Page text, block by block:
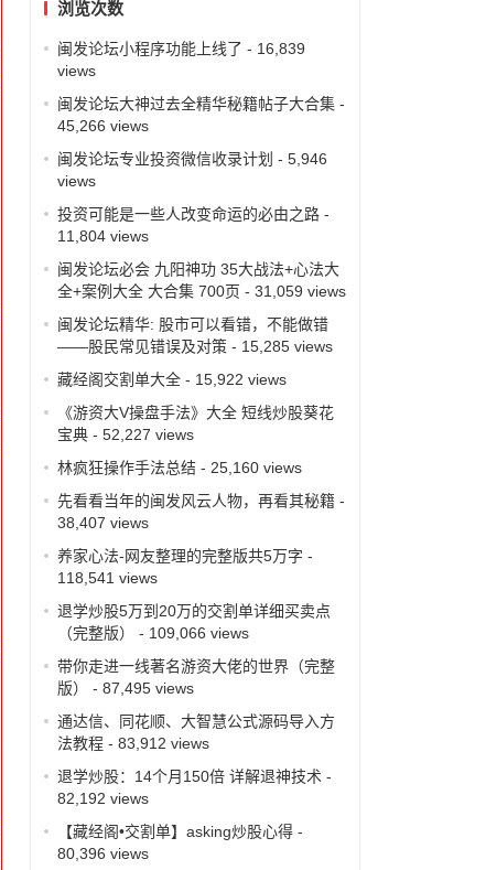
浏览次数
闽发论坛小程序功能上线了 - 16,839
views
闽发论坛大神过去全精华秘籍帖子大合集-
45,266 views
闽发论坛专业投资微信收录计划 - 5,946
views
投资可能是一些人改变命运的必由之路-
11,804 views
闽发论坛必会 九阳神功 35大战法+心法大
全+案例大全 大合集 700页 - 31,059 views
闽发论坛精华: 股市可以看错，不能做错
——股民常见错误及对策- 15,285 views
藏经阁交割单大全- 15,922 views
《游资大V操盘手法》大全 短线炒股葵花
宝典- 52,227 views
林疯狂操作手法总结- 25,160 views
先看看当年的闽发风云人物，再看其秘籍-
38,407 views
养家心法-网友整理的完整版共5万字 -
118,541 views
退学炒股5万到20万的交割单详细买卖点
（完整版）
- 109,066 views
带你走进一线著名游资大佬的世界（完整
版）
- 87,495 views
通达信、同花顺、大智慧公式源码导入方
法教程- 83,912 views
退学炒股：14个月150倍 详解退神技术 -
82,192 views
【藏经阁•交割单】asking炒股心得-
80,396 views